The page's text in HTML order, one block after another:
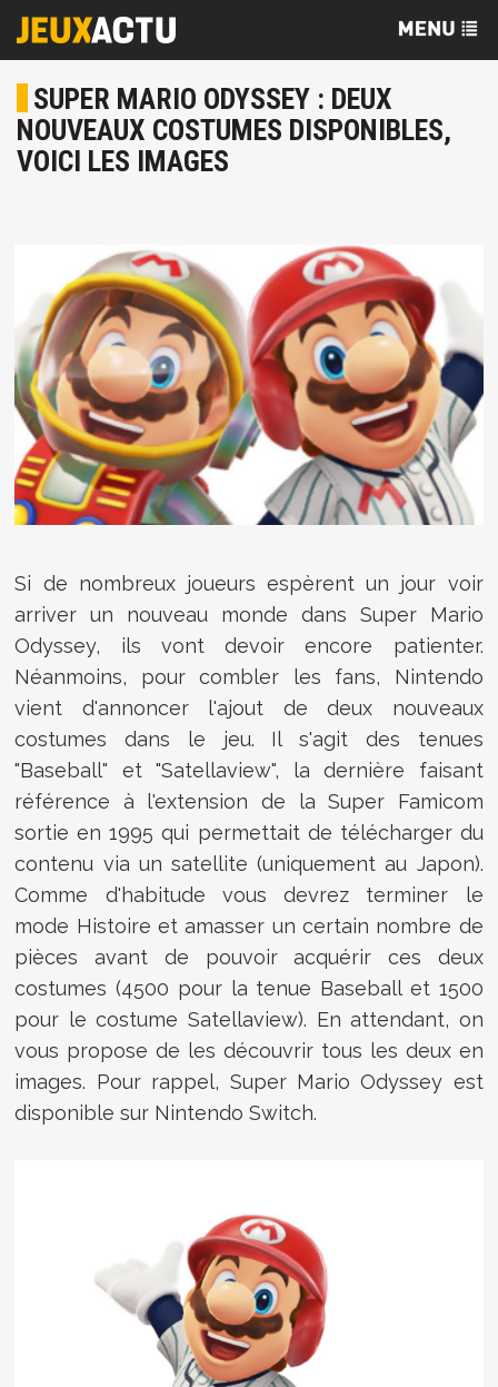
SUPER MARIO ODYSSEY : DEUX
NOUVEAUX COSTUMES DISPONIBLES,
VOICI LES IMAGES
Si de nombreux joueurs espèrent un jour voir
arriver un nouveau monde dans Super Mario
Odyssey, ils vont devoir encore patienter.
Néanmoins, pour combler les fans, Nintendo
vient d'annoncer l'ajout de deux nouveaux
costumes dans le jeu. Il s'agit des tenues
"Baseball" et "Satellaview", la dernière faisant
référence à l'extension de la Super Famicom
sortie en 1995 qui permettait de télécharger du
contenu via un satellite (uniquement au Japon).
Comme d'habitude vous devrez terminer le
mode Histoire et amasser un certain nombre de
pièces avant de pouvoir acquérir ces deux
costumes (4500 pour la tenue Baseball et 1500
pour le costume Satellaview). En attendant, on
vous propose de les découvrir tous les deux en
images. Pour rappel, Super Mario Odyssey est
disponible sur Nintendo Switch.